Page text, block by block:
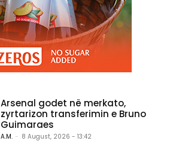
Arsenal godet në merkato,
zyrtarizon transferimin e Bruno
Guimaraes
A.M. - 8 August, 2026 - 13:42